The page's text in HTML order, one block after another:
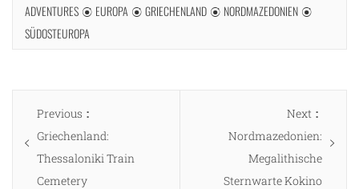
ADVENTURES EUROPA GRIECHENLAND
NORDMAZEDONIEN
SÜDOSTEUROPA
Beitragsnavigation
Previous
post:
Griechenland:
Thessaloniki Train
Cemetery
Next
Nordmazedonien:
Megalithische
Sternwarte Kokino